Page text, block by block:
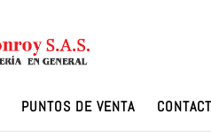
PUNTOS DE VENTA